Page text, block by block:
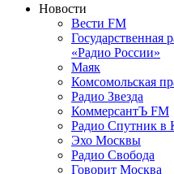
Новости
Вести FM
Государственная
«Радио России»
Маяк
Комсомольская
Радио Звезда
КоммерсантЪ FM
Радио Спутник в
Эхо Москвы
Радио Свобода
Говорит Москва